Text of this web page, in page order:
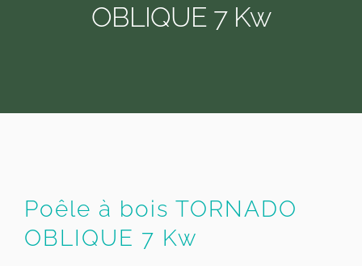
OBLIQUE 7 Kw
Poêle à bois TORNADO
OBLIQUE 7 Kw